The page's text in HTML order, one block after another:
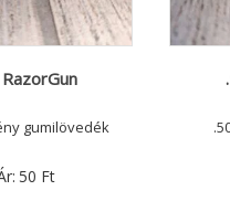
gumilövedék
50 Ft